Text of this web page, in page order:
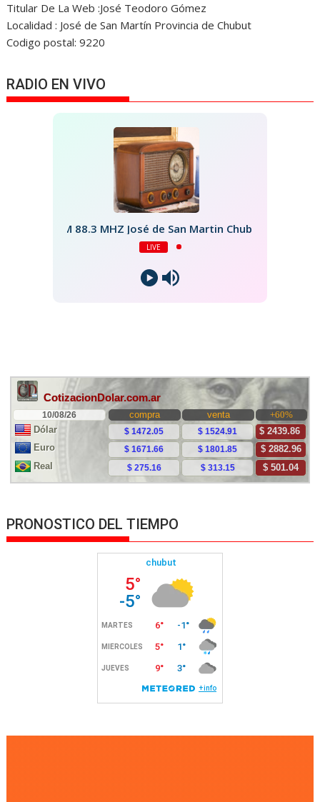
Titular De La Web :José Teodoro Gómez
Localidad : José de San Martín Provincia de Chubut
Codigo postal: 9220
RADIO EN VIVO
FM 88.3 MHZ José de San Martin Chubut
LIVE
PRONOSTICO DEL TIEMPO